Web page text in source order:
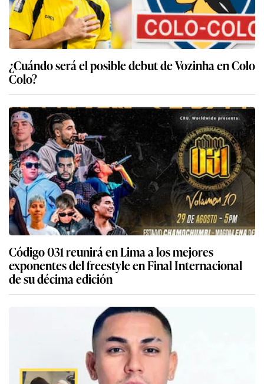
¿Cuándo será el posible debut de Vozinha en Colo
Colo?
Código 031 reunirá en Lima a los mejores
exponentes del freestyle en Final Internacional
de su décima edición